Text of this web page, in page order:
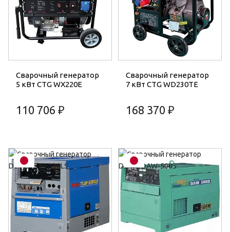
Сварочный генератор
5 кВт CTG WX220E
110 706 ₽
Сварочный генератор
7 кВт CTG WD230TE
168 370 ₽